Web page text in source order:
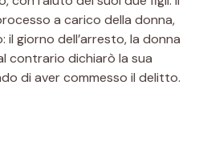
a carico della donna,
giorno dell’arresto, la donna
contrario dichiarò la sua
di aver commesso il delitto.